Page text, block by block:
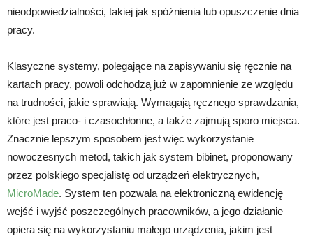
nieodpowiedzialności, takiej jak spóźnienia lub opuszczenie dnia
pracy.
Klasyczne systemy, polegające na zapisywaniu się ręcznie na
kartach pracy, powoli odchodzą już w zapomnienie ze względu
na trudności, jakie sprawiają. Wymagają ręcznego sprawdzania,
które jest praco- i czasochłonne, a także zajmują sporo miejsca.
Znacznie lepszym sposobem jest więc wykorzystanie
nowoczesnych metod, takich jak system bibinet, proponowany
przez polskiego specjalistę od urządzeń elektrycznych,
MicroMade. System ten pozwala na elektroniczną ewidencję
wejść i wyjść poszczególnych pracowników, a jego działanie
opiera się na wykorzystaniu małego urządzenia, jakim jest